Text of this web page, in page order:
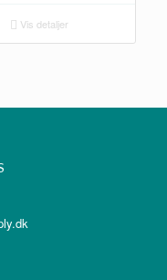
Vis detaljer